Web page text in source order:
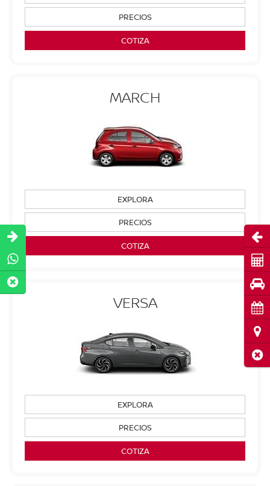
PRECIOS
COTIZA
MARCH
EXPLORA
PRECIOS
COTIZA
VERSA
EXPLORA
PRECIOS
COTIZA